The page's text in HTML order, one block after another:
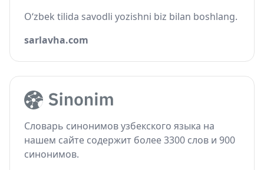
O‘zbek tilida savodli yozishni biz bilan boshlang.
sarlavha.com
Словарь синонимов узбекского языка на
нашем сайте содержит более 3300 слов и 900
синонимов.